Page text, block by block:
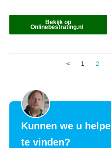
Bekijk op
Onlinebestrating.nl
< 1 2
Kunnen we u
te vinden?